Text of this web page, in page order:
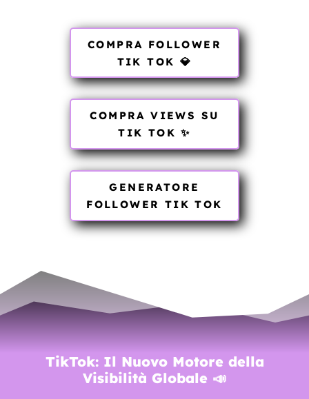
COMPRA FOLLOWER
TIK TOK 💎
COMPRA VIEWS SU
TIK TOK ✨
GENERATORE
FOLLOWER TIK TOK
TikTok: Il Nuovo Motore della
Visibilità Globale 📣